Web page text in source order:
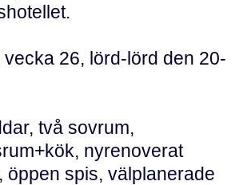
26, lörd-lörd den 20-
två sovrum,
nyrenoverat
öppen spis, välplanerade